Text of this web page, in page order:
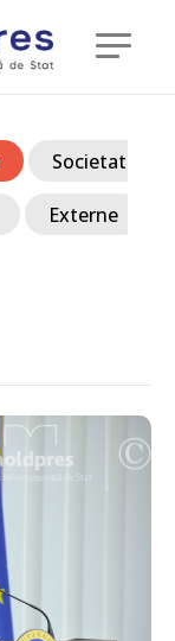
Societate
Externe